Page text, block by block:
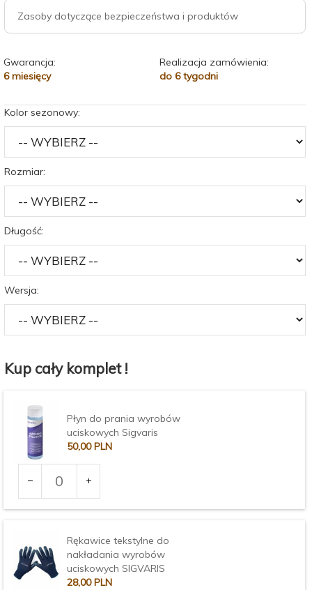
Zasoby dotyczące bezpieczeństwa i produktów
Gwarancja:
6 miesięcy
Realizacja zamówienia:
do 6 tygodni
Kolor sezonowy:
Rozmiar:
Długość:
Wersja:
Kup cały komplet !
Płyn do prania wyrobów
uciskowych Sigvaris
50,00 PLN
dla
produktu
1903
Rękawice tekstylne do
nakładania wyrobów
uciskowych SIGVARIS
28,00 PLN